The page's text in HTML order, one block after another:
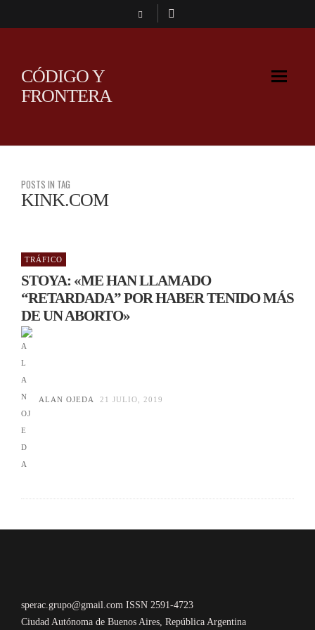
CÓDIGO Y
FRONTERA
POSTS IN TAG
KINK.COM
TRÁFICO
STOYA: «ME HAN LLAMADO
“RETARDADA” POR HABER TENIDO MÁS
DE UN ABORTO»
ALAN OJEDA 21 JULIO, 2019
sperac.grupo@gmail.com ISSN 2591-4723
Ciudad Autónoma de Buenos Aires, República Argentina